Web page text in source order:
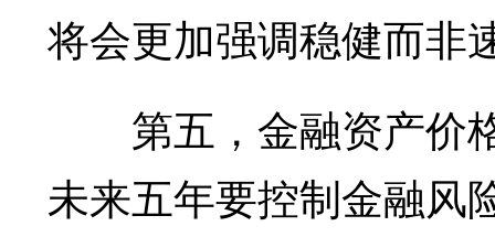
将会更加强调稳健而非
第五，金融资产价
未来五年要控制金融风